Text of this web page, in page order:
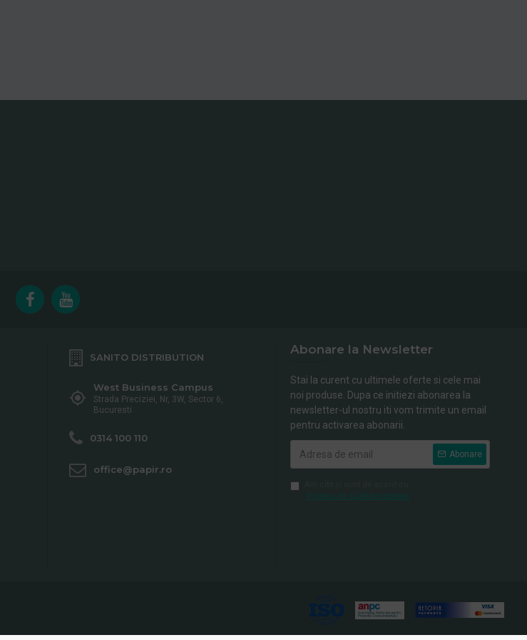
SANITO DISTRIBUTION
West Business Campus
Strada Preciziei, Nr, 3W, Sector 6,
Bucuresti
0314 100 110
office@papir.ro
Abonare la Newsletter
Stai la curent cu ultimele oferte si cele mai
noi produse. Dupa ce initiezi abonarea la
newsletter-ul nostru iti vom trimite un email
pentru activarea abonarii.
Abonare
Politica de Confidentialitate